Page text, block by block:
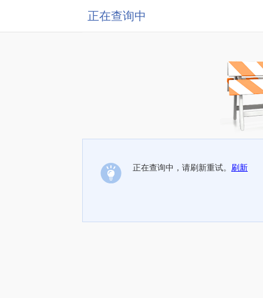
正在查询中
正在查询中，请刷新重试。 刷新